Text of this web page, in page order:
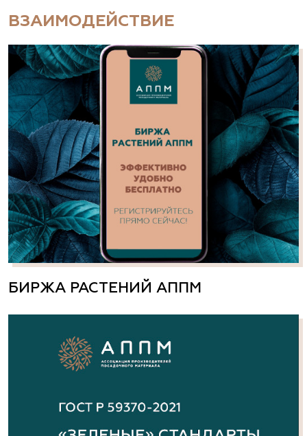
ВЗАИМОДЕЙСТВИЕ
БИРЖА РАСТЕНИЙ АППМ